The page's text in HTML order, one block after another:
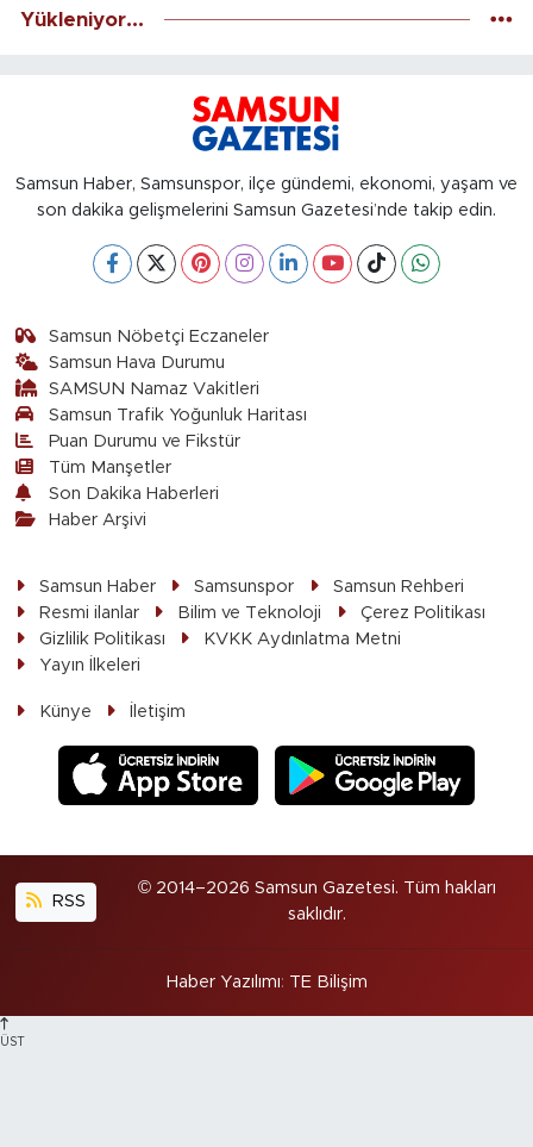
Yükleniyor...
Samsun Haber, Samsunspor, ilçe gündemi, ekonomi, yaşam ve
son dakika gelişmelerini Samsun Gazetesi’nde takip edin.
Samsun Nöbetçi Eczaneler
Samsun Hava Durumu
SAMSUN Namaz Vakitleri
Samsun Trafik Yoğunluk Haritası
Puan Durumu ve Fikstür
Tüm Manşetler
Son Dakika Haberleri
Haber Arşivi
Samsun Haber Samsunspor
Samsun Rehberi
Resmi ilanlar
Bilim ve Teknoloji
Çerez Politikası
Gizlilik Politikası
KVKK Aydınlatma Metni
Yayın İlkeleri
Künye İletişim
RSS
© 2014–2026 Samsun Gazetesi. Tüm hakları
saklıdır.
Haber Yazılımı: TE Bilişim
ÜST